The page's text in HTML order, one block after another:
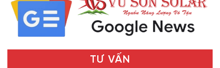
TƯ VẤN